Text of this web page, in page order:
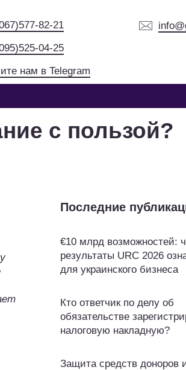
82-21
04-25
нам в Telegram
с пользой?
Последние
€10 млрд возможностей:
результаты URC 2026
для украинского бизнеса
Кто ответчик по делу об
обязательстве
налоговую накладную?
Защита средств доноров